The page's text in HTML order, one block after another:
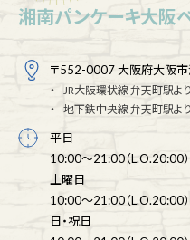
湘南パンケーキ大阪
〒552-0007 大阪府大阪
JR大阪環状線 弁天町駅よ
地下鉄中央線 弁天町駅よ
平日
10:00～21:00（
土曜日
10:00～21:00（L.O.20:00）
日・祝日